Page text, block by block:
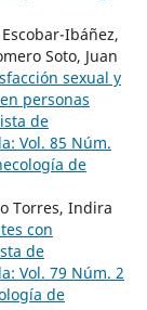
Ibáñez,
Soto, Juan
sexual y
personas
de
Vol. 85 Núm.
de
Torres, Indira
con
de
Vol. 79 Núm. 2
de